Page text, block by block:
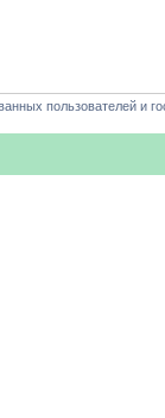
пользователей и